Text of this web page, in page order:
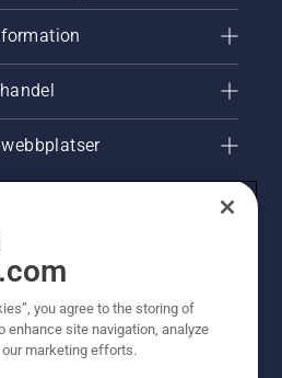
you agree to the storing of
enhance site navigation, analyze
marketing efforts.